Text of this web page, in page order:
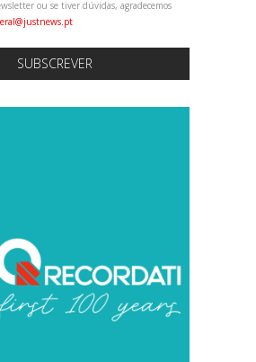
ou se tiver dúvidas, agradecemos
SUBSCREVER